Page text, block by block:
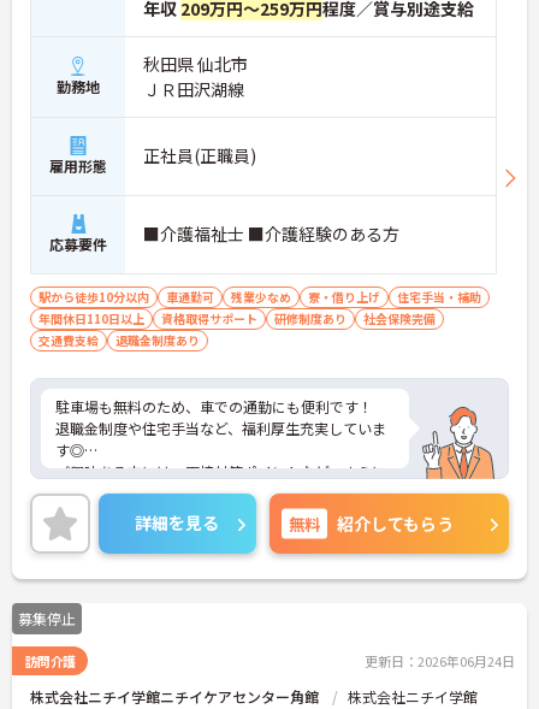
年収 209万円～259万円程度／賞与別途支給
勤務地
秋田県 仙北市
ＪＲ田沢湖線
雇用形態 正社員(正職員)
応募要件 ■介護福祉士 ■介護経験のある方
駅から徒歩10分以内 車通勤可 残業少なめ 寮・借り上げ
住宅手当・補助
年間休日110日以上
資格取得サポート 研修制度あり
社会保険完備
交通費支給
退職金制度あり
駐車場も無料のため、車での通勤にも便利です！
退職金制度や住宅手当など、福利厚生充実していま
す◎
ご興味ある方には、面接対策ポイントなど、さらに
詳細をお話しいたしますのでお気軽にご相談くださ
い！
詳細を見る 無料 紹介してもらう
募集停止
訪問介護 更新日：2026年06月24日
株式会社ニチイ学館ニチイケアセンター角館 株式会社ニチイ学館